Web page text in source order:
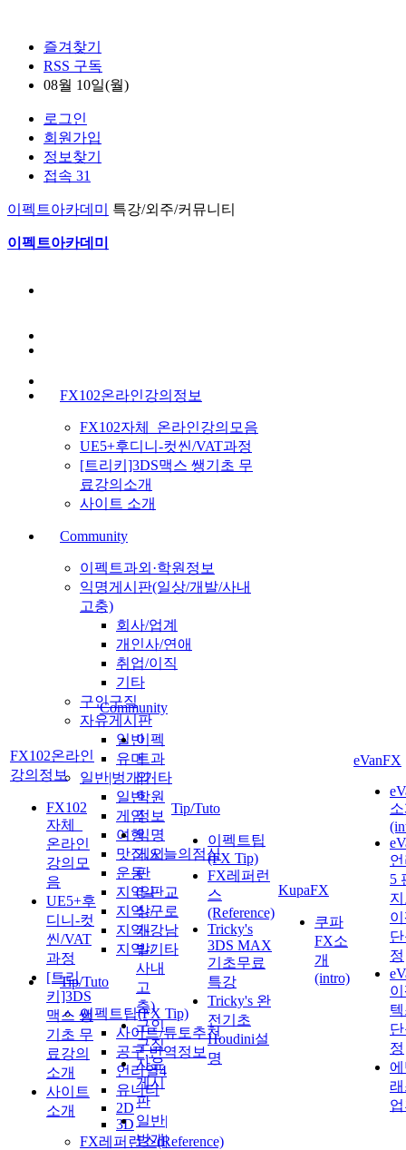
즐겨찾기
RSS 구독
08월 10일(월)
로그인
회원가입
정보찾기
접속 31
이펙트아카데미 특강/외주/커뮤니티
이펙트아카데미
FX102온라인강의정보
FX102자체_온라인강의모음
UE5+후디니-컷씬/VAT과정
[트리키]3DS맥스 쌩기초 무
료강의소개
사이트 소개
Community
이펙트과외·학원정보
익명게시판(일상/개발/사내
고충)
회사/업계
개인사/연애
취업/이직
기타
구인구직
자유게시판
일반
유머
일반|벙개|기타
일반
게임
여행
맛집,오늘의점심
운동
지역-판교
지역-구로
지역-강남
지역-기타
Tip/Tuto
이펙트팁(FX Tip)
사이트/튜토추천
공구,번역정보
언리얼4
유니티
2D
3D
FX레퍼런스(Reference)
FX102온라인
강의정보
FX102
자체_
온라인
강의모
음
UE5+후
디니-컷
씬/VAT
과정
[트리
키]3DS
맥스 쌩
기초 무
료강의
소개
사이트
소개
Community
이펙
트과
외·
학원
정보
익명
게시
판
(일
상/
개
발/
사내
고
충)
구인
구직
자유
게시
판
일반|
벙개|
Tip/Tuto
이펙트팁
(FX Tip)
FX레퍼런
스
(Reference)
Tricky's
3DS MAX
기초무료
특강
Tricky's 완
전기초
Houdini설
명
KupaFX
쿠파
FX소
개
(intro)
eVanFX
5
정
정